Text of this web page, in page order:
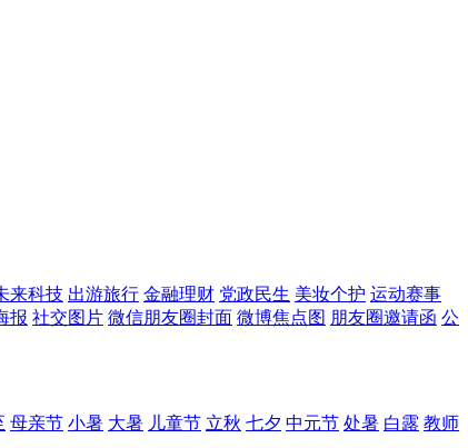
来科技 出游旅行 金融理财 党政民生 美妆个护 运动赛事
报 社交图片 微信朋友圈封面 微博焦点图 朋友圈邀请函 公
母亲节 小暑 大暑 儿童节 立秋 七夕 中元节 处暑 白露 教师